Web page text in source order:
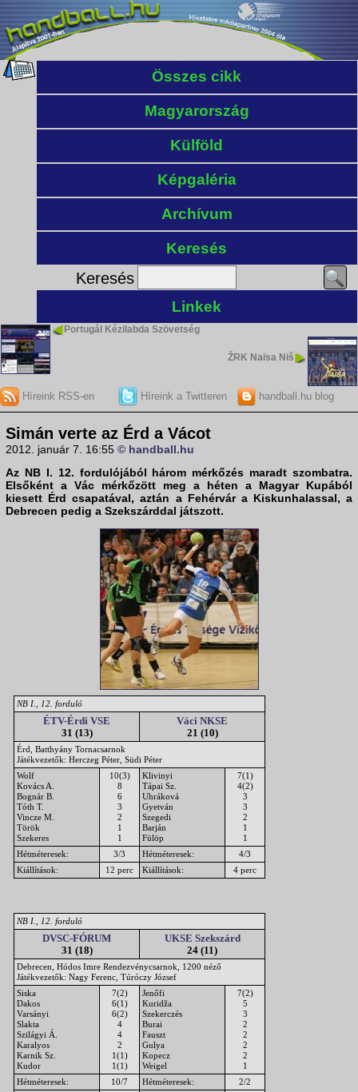
Összes cikk
Magyarország
Külföld
Képgaléria
Archívum
Keresés
Keresés
Linkek
Portugál Kézilabda Szövetség
ŽRK Naisa Niš
Híreink RSS-en Híreink a Twitteren handball.hu blog
Simán verte az Érd a Vácot
2012. január 7. 16:55 © handball.hu
Az NB I. 12. fordulójából három mérkőzés maradt szombatra.
Elsőként a Vác mérkőzött meg a héten a Magyar Kupából
kiesett Érd csapatával, aztán a Fehérvára Kiskunhalassal, a
Debrecen pedig a Szekszárddal játszott.
NB I., 12. forduló
ÉTV-Érdi VSE
31 (13)
Váci NKSE
21 (10)
Érd, Batthyány Tornacsarnok
Játékvezetők: Herczeg Péter, Südi Péter
Wolf
Kovács A.
Bognár B.
Tóth T.
Vincze M.
Török
Szekeres
10(3)
8
6
3
2
1
1
Klivinyi
Tápai Sz.
Uhráková
Gyetván
Szegedi
Barján
Fülöp
7(1)
4(2)
3
3
2
1
1
Hétméteresek:
3/3 Hétméteresek:
4/3
Kiállítások:
12 perc Kiállítások: 4 perc
NB I., 12. forduló
DVSC-FÓRUM
31 (18)
UKSE Szekszárd
24 (11)
Debrecen, Hódos Imre Rendezvénycsarnok, 1200 néző
Játékvezetők: Nagy Ferenc, Túróczy József
Siska
Dakos
Varsányi
Slakta
Szilágyi Á.
Karalyos
Karnik Sz.
Kudor
7(2)
6(1)
6(2)
4
4
2
1(1)
1(1)
Jenőfi
Kuridža
Szekerczés
Burai
Fauszt
Gulya
Kopecz
Weigel
7(2)
5
3
2
2
2
2
1
Hétméteresek:
10/7 Hétméteresek:
2/2